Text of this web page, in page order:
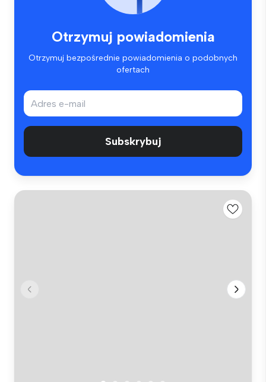
Otrzymuj powiadomienia
Otrzymuj bezpośrednie powiadomienia o podobnych
ofertach
Subskrybuj